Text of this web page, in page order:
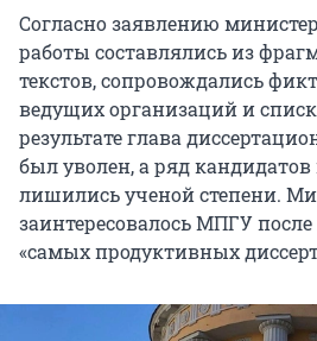
Согласно заявлению
работы составлялись из
текстов, сопровождались
ведущих организаций и
результате глава
был уволен, а ряд
лишились ученой степени.
заинтересовалось МПГУ
«самых продуктивных